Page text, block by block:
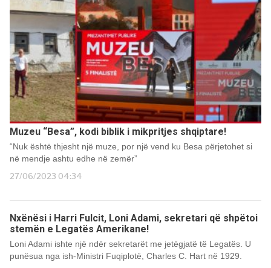
Muzeu “Besa”, kodi biblik i mikpritjes shqiptare!
“Nuk është thjesht një muze, por një vend ku Besa përjetohet si
në mendje ashtu edhe në zemër”
27/06/2023 04:34
Nxënësi i Harri Fulcit, Loni Adami, sekretari që shpëtoi
stemën e Legatës Amerikane!
Loni Adami ishte një ndër sekretarët me jetëgjatë të Legatës. U
punësua nga ish-Ministri Fuqiplotë, Charles C. Hart në 1929.